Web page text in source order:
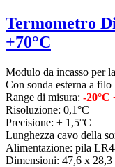
Termometro
+70°C
Modulo da incasso per
Con sonda esterna a filo
Range di misura: -20°C
Risoluzione: 0,1°C
Precisione: ± 1,5°C
Lunghezza cavo della
Alimentazione: pila
Dimensioni: 47,6 x 28,3